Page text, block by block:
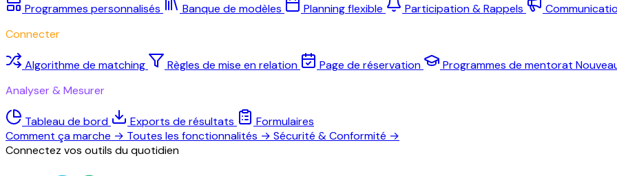
Programmes personnalisés Banque de modèles Planning flexible Participation & Rappels
Connecter
Algorithme de matching Règles de mise en relation Page de réservation Programmes de mentorat
Analyser & Mesurer
Tableau de bord Exports de résultats
Formulaires
Comment ça marche → Toutes les fonctionnalités → Sécurité & Conformité →
Connectez vos outils du quotidien